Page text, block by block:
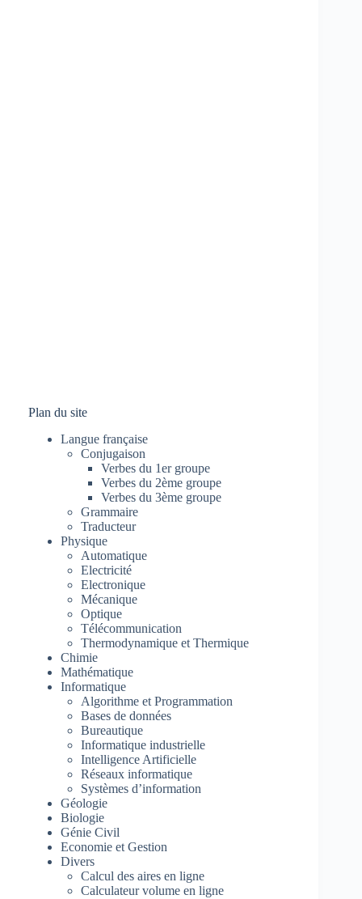
Plan du site
Langue française
Conjugaison
Verbes du 1er groupe
Verbes du 2ème groupe
Verbes du 3ème groupe
Grammaire
Traducteur
Physique
Automatique
Electricité
Electronique
Mécanique
Optique
Télécommunication
Thermodynamique et Thermique
Chimie
Mathématique
Informatique
Algorithme et Programmation
Bases de données
Bureautique
Informatique industrielle
Intelligence Artificielle
Réseaux informatique
Systèmes d’information
Géologie
Biologie
Génie Civil
Economie et Gestion
Divers
Calcul des aires en ligne
Calculateur volume en ligne